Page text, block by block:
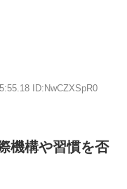
ID:NwCZXSpR0
機構や習慣を否